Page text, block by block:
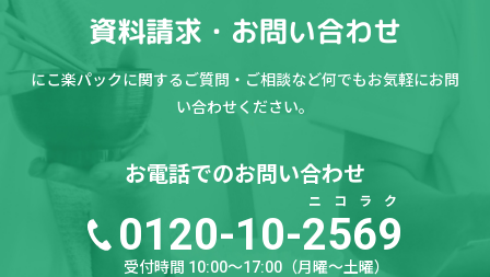
資料請求・お問い合わせ
にこ楽パックに関するご質問・ご相談など何でもお気軽にお問
い合わせください。
お電話でのお問い合わせ
0120-10-2
ニ
5
コ
6
ラ
9
ク
受付時間 10:00～17:00（月曜～土曜）